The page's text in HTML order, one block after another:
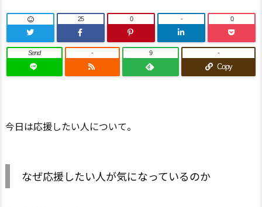
25 0 - 0
Send - 9
Copy
-
今日は応援したい人について。
なぜ応援したい人が気になっているのか